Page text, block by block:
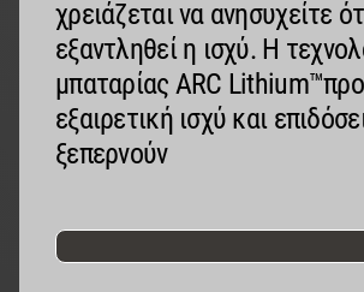
χρειάζεται να ανησυχείτε
εξαντληθεί η ισχύ. Η
μπαταρίας ARC
εξαιρετική ισχύ και
ξεπερνούν